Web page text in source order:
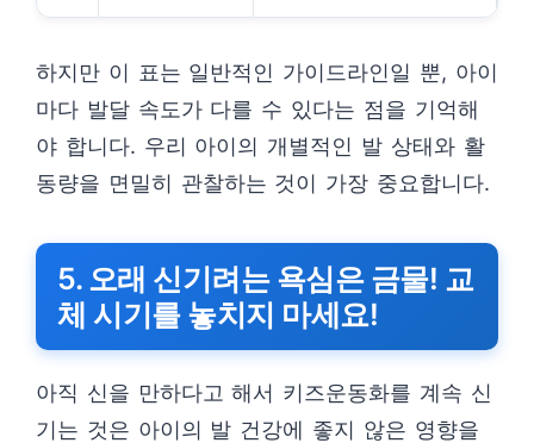
하지만 이 표는 일반적인 가이드라인일 뿐, 아이
마다 발달 속도가 다를 수 있다는 점을 기억해
야 합니다. 우리 아이의 개별적인 발 상태와 활
동량을 면밀히 관찰하는 것이 가장 중요합니다.
5. 오래 신기려는 욕심은 금물! 교
체 시기를 놓치지 마세요!
아직 신을 만하다고 해서 키즈운동화를 계속 신
기는 것은 아이의 발 건강에 좋지 않은 영향을